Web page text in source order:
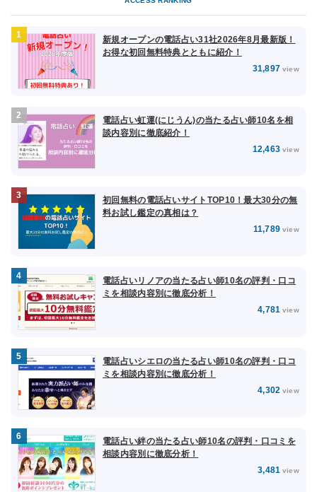
新規オープンの電話占い31社2026年8月最新版！
お得な初回無料特典とともに紹介！
31,897 view
電話占い虹運(にじうん)の当たる占い師10名を相
談内容別に徹底紹介！
12,463 view
初回無料の電話占いサイトTOP10！最大30分の無
料お試し鑑定の真相は？
11,789 view
電話占いリノアの当たる占い師10名の評判・口コ
ミを相談内容別に徹底分析！
4,781 view
電話占いシエロの当たる占い師10名の評判・口コ
ミを相談内容別に徹底分析！
4,302 view
電話占い絆の当たる占い師10名の評判・口コミを
相談内容別に徹底分析！
3,481 view